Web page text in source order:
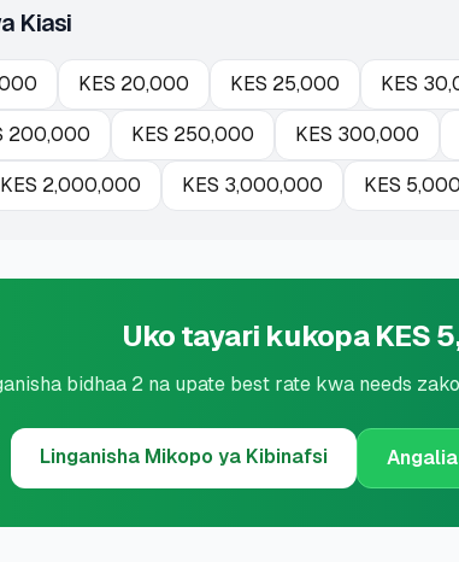
Kiasi
KES 20,000 KES 25,000 KES
200,000 KES 250,000 KES 300,000
KES 2,000,000 KES 3,000,000 KES
Uko tayari kukopa KES
bidhaa 2 na upate best rate kwa needs
Linganisha Mikopo ya Kibinafsi